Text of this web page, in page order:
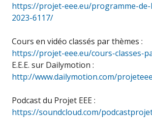
https://projet-eee.eu/programme-de-
2023-6117/
Cours en vidéo classés par thèmes :
https://projet-eee.eu/cours-classes-
E.E.E. sur Dailymotion :
http://www.dailymotion.com/projeteee
Podcast du Projet EEE :
https://soundcloud.com/